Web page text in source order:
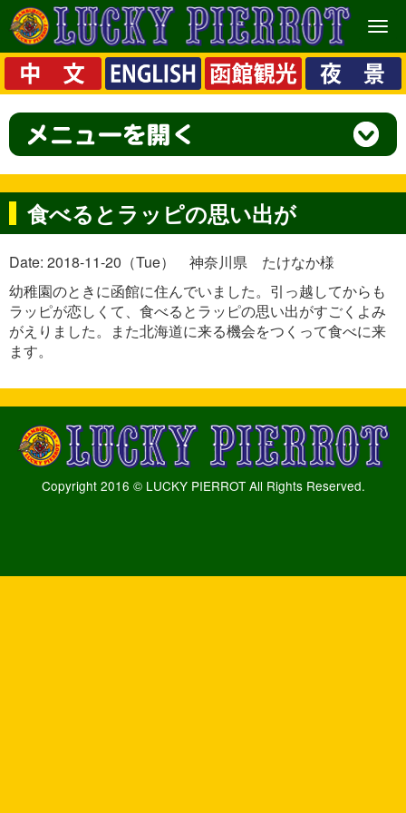
メ
ニ
ュ
ー
食べるとラッピの思い出が
Date: 2018-11-20（Tue） 神奈川県 たけなか様
幼稚園のときに函館に住んでいました。引っ越してからも
ラッピが恋しくて、食べるとラッピの思い出がすごくよみ
がえりました。また北海道に来る機会をつくって食べに来
ます。
Copyright 2016 © LUCKY PIERROT All Rights Reserved.